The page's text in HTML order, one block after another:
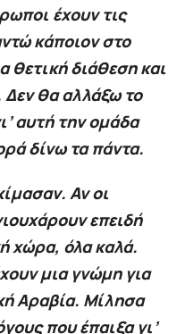
έχουν τις
κάποιον στο
θετική διάθεση και
Δεν θα αλλάξω το
αυτή την ομάδα
δίνω τα πάντα.
Αν οι
επειδή
χώρα, όλα καλά.
μια γνώμη για
Αραβία. Μίλησα
που έπαιξα γι’